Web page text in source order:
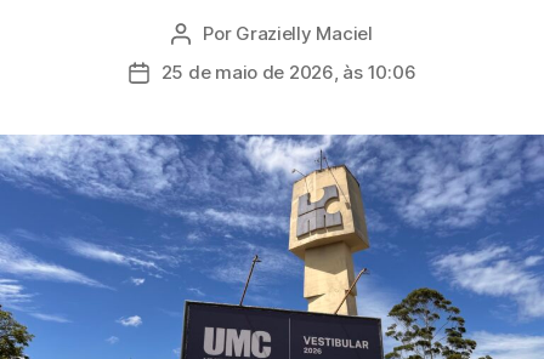
Autor
do
Por Grazielly Maciel
Data25 de maio de 2026, às 10:06